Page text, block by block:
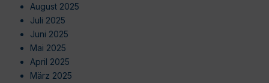
August 2025
Juli 2025
Juni 2025
Mai 2025
April 2025
März 2025